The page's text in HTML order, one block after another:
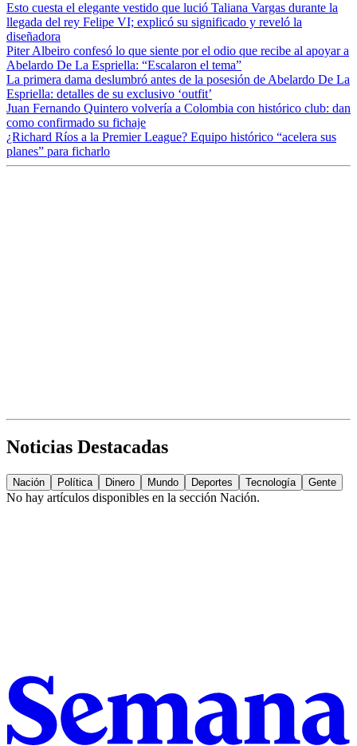
Esto cuesta el elegante vestido que lució Taliana Vargas durante la
llegada del rey Felipe VI; explicó su significado y reveló la
diseñadora
Piter Albeiro confesó lo que siente por el odio que recibe al apoyar a
Abelardo De La Espriella: “Escalaron el tema”
La primera dama deslumbró antes de la posesión de Abelardo De La
Espriella: detalles de su exclusivo ‘outfit’
Juan Fernando Quintero volvería a Colombia con histórico club: dan
como confirmado su fichaje
¿Richard Ríos a la Premier League? Equipo histórico “acelera sus
planes” para ficharlo
Noticias Destacadas
Nación Política Dinero Mundo Deportes Tecnología Gente
No hay artículos disponibles en la sección Nación.